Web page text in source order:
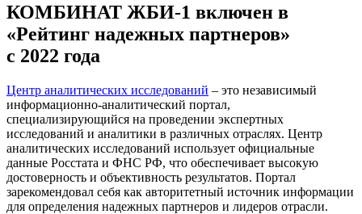
КОМБИНАТ ЖБИ-1 включен в
«Рейтинг надежных партнеров»
с 2022 года
Центр аналитических исследований – это независимый
информационно-аналитический портал,
специализирующийся на проведении экспертных
исследований и аналитики в различных отраслях. Центр
аналитических исследований использует официальные
данные Росстата и ФНС РФ, что обеспечивает высокую
достоверность и объективность результатов. Портал
зарекомендовал себя как авторитетный источник информации
для определения надежных партнеров и лидеров отрасли.